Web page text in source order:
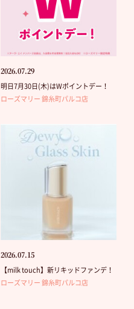
2026.07.29
明日7月30日(木)はWポイントデー！
ローズマリー 錦糸町パルコ店
2026.07.15
【milk touch】新リキッドファンデ！
ローズマリー 錦糸町パルコ店